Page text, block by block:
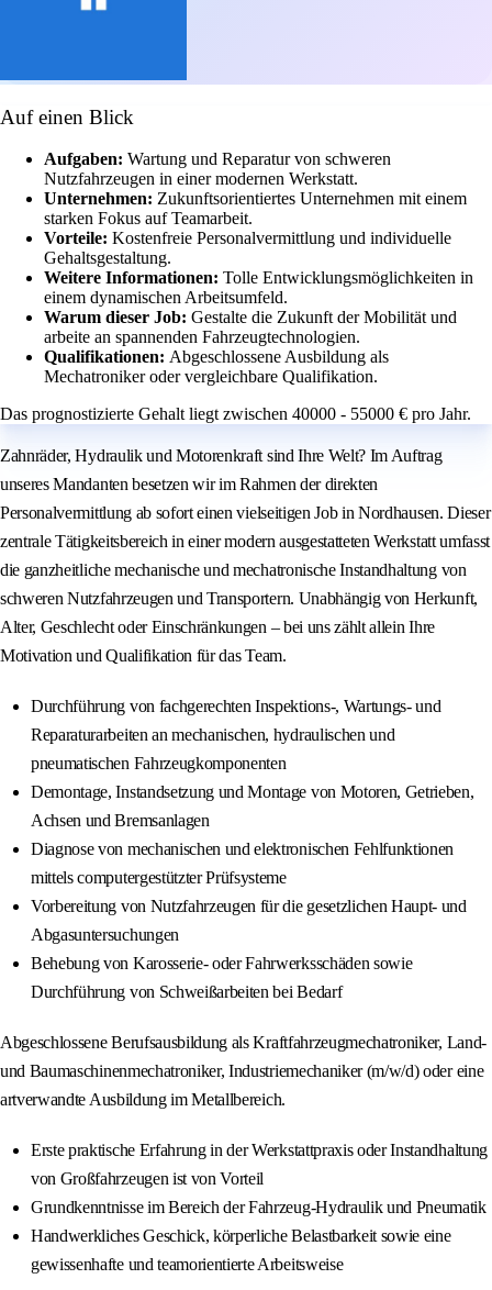
Auf einen Blick
Aufgaben: Wartung und Reparatur von schweren
Nutzfahrzeugen in einer modernen Werkstatt.
Unternehmen: Zukunftsorientiertes Unternehmen mit einem
starken Fokus auf Teamarbeit.
Vorteile: Kostenfreie Personalvermittlung und individuelle
Gehaltsgestaltung.
Weitere Informationen: Tolle Entwicklungsmöglichkeiten in
einem dynamischen Arbeitsumfeld.
Warum dieser Job: Gestalte die Zukunft der Mobilität und
arbeite an spannenden Fahrzeugtechnologien.
Qualifikationen: Abgeschlossene Ausbildung als
Mechatroniker oder vergleichbare Qualifikation.
Das prognostizierte Gehalt liegt zwischen 40000 - 55000 € pro Jahr.
Zahnräder, Hydraulik und Motorenkraft sind Ihre Welt? Im Auftrag
unseres Mandanten besetzen wir im Rahmen der direkten
Personalvermittlung ab sofort einen vielseitigen Job in Nordhausen. Dieser
zentrale Tätigkeitsbereich in einer modern ausgestatteten Werkstatt umfasst
die ganzheitliche mechanische und mechatronische Instandhaltung von
schweren Nutzfahrzeugen und Transportern. Unabhängig von Herkunft,
Alter, Geschlecht oder Einschränkungen – bei uns zählt allein Ihre
Motivation und Qualifikation für das Team.
Durchführung von fachgerechten Inspektions-, Wartungs- und
Reparaturarbeiten an mechanischen, hydraulischen und
pneumatischen Fahrzeugkomponenten
Demontage, Instandsetzung und Montage von Motoren, Getrieben,
Achsen und Bremsanlagen
Diagnose von mechanischen und elektronischen Fehlfunktionen
mittels computergestützter Prüfsysteme
Vorbereitung von Nutzfahrzeugen für die gesetzlichen Haupt- und
Abgasuntersuchungen
Behebung von Karosserie- oder Fahrwerksschäden sowie
Durchführung von Schweißarbeiten bei Bedarf
Abgeschlossene Berufsausbildung als Kraftfahrzeugmechatroniker, Land-
und Baumaschinenmechatroniker, Industriemechaniker (m/w/d) oder eine
artverwandte Ausbildung im Metallbereich.
Erste praktische Erfahrung in der Werkstattpraxis oder Instandhaltung
von Großfahrzeugen ist von Vorteil
Grundkenntnisse im Bereich der Fahrzeug-Hydraulik und Pneumatik
Handwerkliches Geschick, körperliche Belastbarkeit sowie eine
gewissenhafte und teamorientierte Arbeitsweise